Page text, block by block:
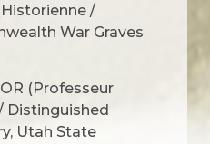
/
War Graves
(Professeur
Distinguished
Utah State